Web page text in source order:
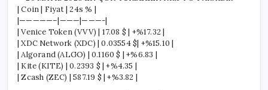
| Coin | Fiyat | 24s % |
|—————–|———|———-|
| Venice Token (VVV) | 17.08 $ | +%17.32 |
| XDC Network (XDC) | 0.03554 $| +%15.10 |
| Algorand (ALGO) | 0.1160 $ | +%6.83 |
| Kite (KITE) | 0.2393 $ | +%4.35 |
| Zcash (ZEC) | 587.19 $ | +%3.82 |